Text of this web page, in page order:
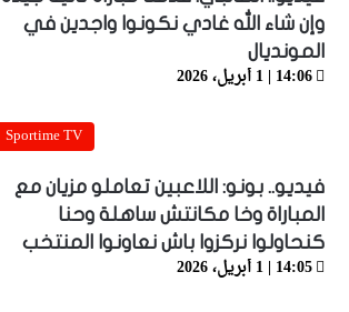
وإن شاء الله غادي نكونوا واجدين في
المونديال
14:06 | 1 أبريل، 2026
Sportime TV
فيديو.. بونو: اللاعبين تعاملو مزيان مع
المباراة وخا مكانتش ساهلة وحنا
كنحاولوا نركزوا باش نعاونوا المنتخب
14:05 | 1 أبريل، 2026